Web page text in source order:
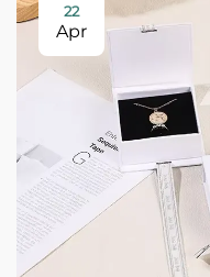
22
Apr